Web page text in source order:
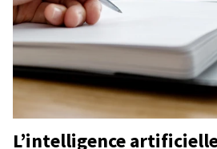
L’intelligence